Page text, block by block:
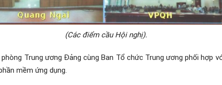
(Các điểm cầu Hội nghị).
Trung ương Đảng cùng Ban Tổ chức Trung ương phối hợp
mềm ứng dụng.